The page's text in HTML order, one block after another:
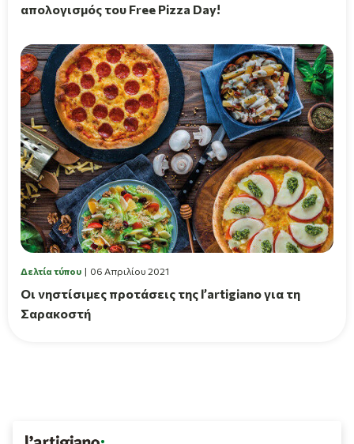
απολογισμός του Free Pizza Day!
Δελτία τύπου 06 Απριλίου 2021
Οι νηστίσιμες προτάσεις της l’artigiano για τη
Σαρακοστή